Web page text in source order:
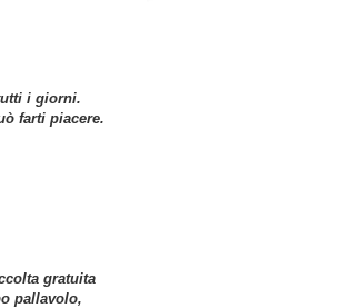
i giorni.
farti piacere.
gratuita
pallavolo,